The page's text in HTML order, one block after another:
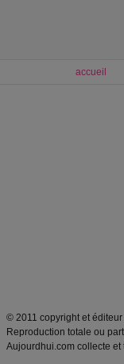
accueil
© 2011 copyright et
Reproduction totale ou
Aujourdhui.com collecte